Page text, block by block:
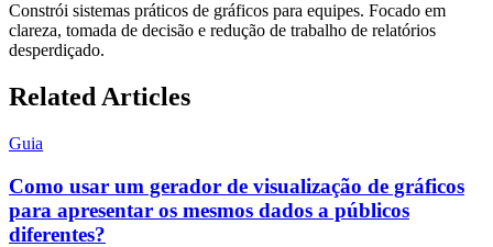
Constrói sistemas práticos de gráficos para equipes. Focado em
clareza, tomada de decisão e redução de trabalho de relatórios
desperdiçado.
Related Articles
Guia
Como usar um gerador de visualização de gráficos
para apresentar os mesmos dados a públicos
diferentes?